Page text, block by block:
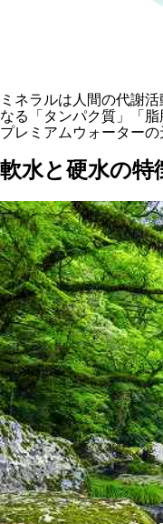
ミネラルは人間の代謝
なる「タンパク質」「
プレミアムウォーター
軟水と硬水の特